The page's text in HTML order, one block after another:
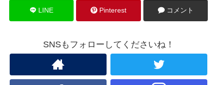
LINE Pinterest コメント
SNSもフォローしてくださいね！